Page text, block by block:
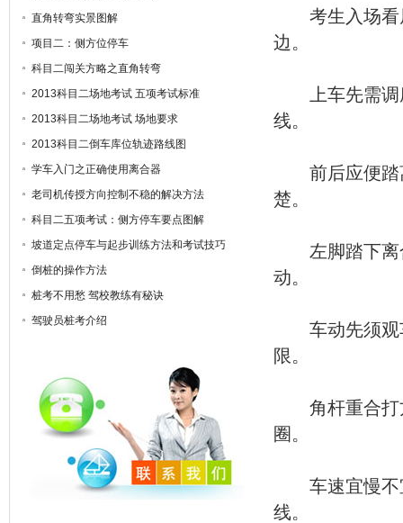
直角转弯实景图解
项目二：侧方位停车
科目二闯关方略之直角转弯
2013科目二场地考试 五项考试标准
2013科目二场地考试 场地要求
2013科目二倒车库位轨迹路线图
学车入门之正确使用离合器
老司机传授方向控制不稳的解决方法
科目二五项考试：侧方停车要点图解
坡道定点停车与起步训练方法和考试技巧
倒桩的操作方法
桩考不用愁 驾校教练有秘诀
驾驶员桩考介绍
考生入场看屏
边。
上车先需调座
线。
前后应便踏离
楚。
左脚踏下离合
动。
车动先须观车
限。
角杆重合打方
圈。
车速宜慢不宜
线。